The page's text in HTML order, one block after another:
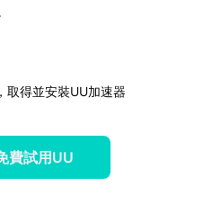
取得並安裝UU加速器
費試用UU